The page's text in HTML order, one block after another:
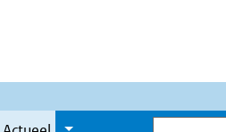
Zoeken